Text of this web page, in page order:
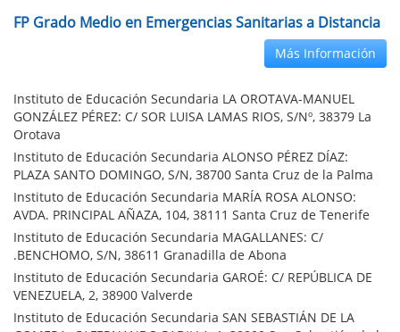
FP Grado Medio en Emergencias Sanitarias a Distancia
Más Información
Instituto de Educación Secundaria LA OROTAVA-MANUEL
GONZÁLEZ PÉREZ: C/ SOR LUISA LAMAS RIOS, S/Nº, 38379 La
Orotava
Instituto de Educación Secundaria ALONSO PÉREZ DÍAZ:
PLAZA SANTO DOMINGO, S/N, 38700 Santa Cruz de la Palma
Instituto de Educación Secundaria MARÍA ROSA ALONSO:
AVDA. PRINCIPAL AÑAZA, 104, 38111 Santa Cruz de Tenerife
Instituto de Educación Secundaria MAGALLANES: C/
.BENCHOMO, S/N, 38611 Granadilla de Abona
Instituto de Educación Secundaria GAROÉ: C/ REPÚBLICA DE
VENEZUELA, 2, 38900 Valverde
Instituto de Educación Secundaria SAN SEBASTIÁN DE LA